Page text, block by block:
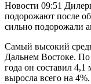
Новости 09:51
подорожают после
сильно подорожали
Самый высокий
Дальнем Востоке.
года он составил
выросла всего на 4%.